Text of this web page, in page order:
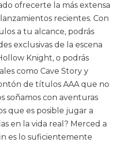
ofrecerte la más extensa
recientes. Con
a tu alcance, podrás
exclusivas de la escena
Knight, o podrás
como Cave Story y
de títulos AAA que no
soñamos con aventuras
que es posible jugar a
en la vida real? Merced a
es lo suficientemente